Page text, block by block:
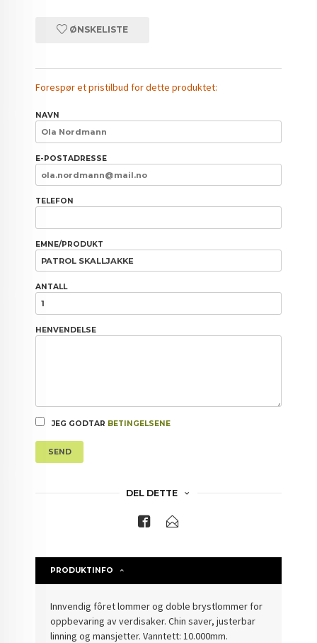
ØNSKELISTE
Forespør et pristilbud for dette produktet:
NAVN
E-POSTADRESSE
TELEFON
EMNE/PRODUKT
ANTALL
HENVENDELSE
JEG GODTAR BETINGELSENE
SEND
DEL DETTE
PRODUKTINFO
Innvendig fôret lommer og doble brystlommer for
oppbevaring av verdisaker. Chin saver, justerbar
linning og mansjetter. Vanntett: 10.000mm.